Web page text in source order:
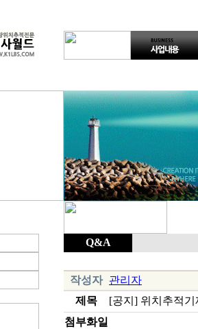
Q&A
작성자
관리자
제목
[공지] 위치추적
첨부화일